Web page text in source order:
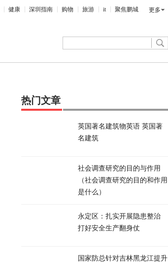
健康 深圳指南 购物 旅游 it 聚焦鹏城 更多
热门文章
英国著名建筑物英语 英国著
名建筑
社会调查研究的目的与作用
（社会调查研究的目的和作用
是什么）
永定区：扎实开展隐患整治
打好安全生产翻身仗
国家防总针对吉林黑龙江提升